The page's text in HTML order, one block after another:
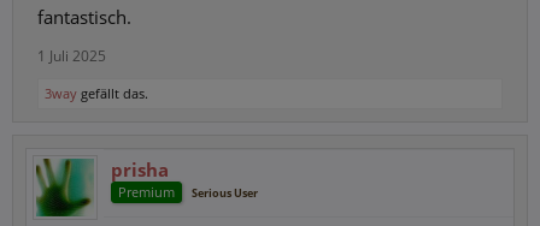
fantastisch.
1 Juli 2025
3way gefällt das.
prisha
Premium Serious User